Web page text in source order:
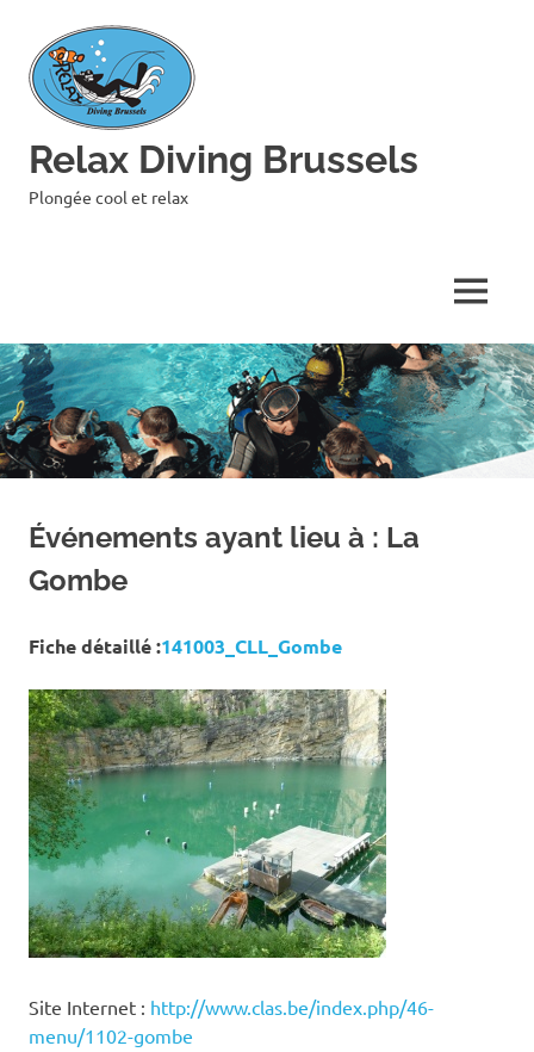
content
Relax Diving Brussels
Plongée cool et relax
MENU
Événements ayant lieu à : La
Gombe
Fiche détaillé :141003_CLL_Gombe
Site Internet : http://www.clas.be/index.php/46-
menu/1102-gombe